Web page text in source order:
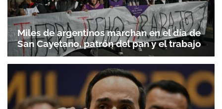
Miles de argentinos marchan en el día de
San Cayetano, patrón del pan y el trabajo